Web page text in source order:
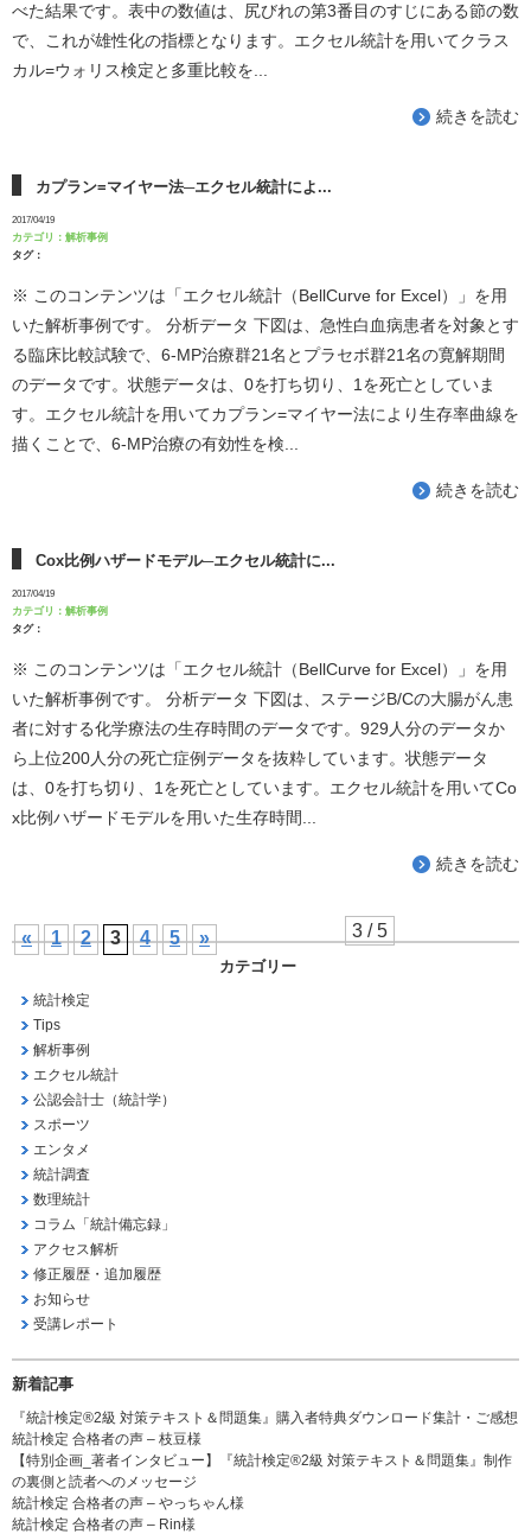
べた結果です。表中の数値は、尻びれの第3番目のすじにある節の数
で、これが雄性化の指標となります。エクセル統計を用いてクラス
カル=ウォリス検定と多重比較を...
続きを読む
カプラン=マイヤー法─エクセル統計によ...
2017/04/19
カテゴリ： 解析事例
タグ：
※ このコンテンツは「エクセル統計（BellCurve for Excel）」を用
いた解析事例です。 分析データ 下図は、急性白血病患者を対象とす
る臨床比較試験で、6-MP治療群21名とプラセボ群21名の寛解期間
のデータです。状態データは、0を打ち切り、1を死亡としていま
す。エクセル統計を用いてカプラン=マイヤー法により生存率曲線を
描くことで、6-MP治療の有効性を検...
続きを読む
Cox比例ハザードモデル─エクセル統計に...
2017/04/19
カテゴリ： 解析事例
タグ：
※ このコンテンツは「エクセル統計（BellCurve for Excel）」を用
いた解析事例です。 分析データ 下図は、ステージB/Cの大腸がん患
者に対する化学療法の生存時間のデータです。929人分のデータか
ら上位200人分の死亡症例データを抜粋しています。状態データ
は、0を打ち切り、1を死亡としています。エクセル統計を用いてCo
x比例ハザードモデルを用いた生存時間...
続きを読む
3 / 5
« 1 2 3 4 5 »
カテゴリー
統計検定
Tips
解析事例
エクセル統計
公認会計士（統計学）
スポーツ
エンタメ
統計調査
数理統計
コラム「統計備忘録」
アクセス解析
修正履歴・追加履歴
お知らせ
受講レポート
新着記事
『統計検定®2級 対策テキスト＆問題集』購入者特典ダウンロード集計・ご感想
統計検定 合格者の声 – 枝豆様
【特別企画_著者インタビュー】『統計検定®2級 対策テキスト＆問題集』制作
の裏側と読者へのメッセージ
統計検定 合格者の声 – やっちゃん様
統計検定 合格者の声 – Rin様